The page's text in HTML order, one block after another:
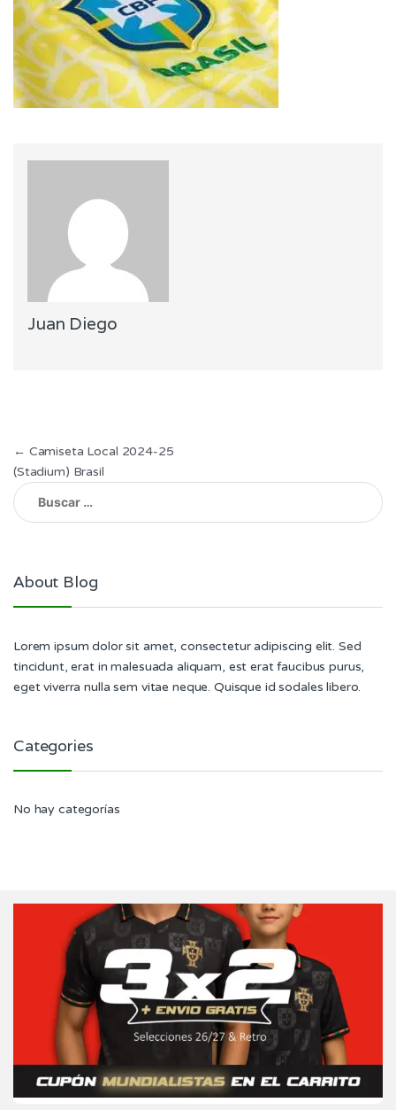
Juan Diego
Navegación
de
entradas
← Camiseta Local 2024-25
(Stadium) Brasil
Buscar:
About Blog
Lorem ipsum dolor sit amet, consectetur adipiscing elit. Sed
tincidunt, erat in malesuada aliquam, est erat faucibus purus,
eget viverra nulla sem vitae neque. Quisque id sodales libero.
Categories
No hay categorías